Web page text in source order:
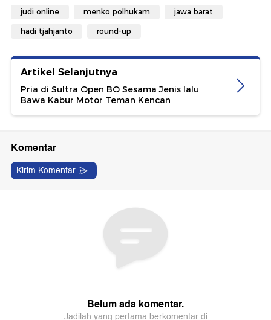
judi online menko polhukam jawa barat
hadi tjahjanto round-up
Artikel Selanjutnya
Pria di Sultra Open BO Sesama Jenis lalu
Bawa Kabur Motor Teman Kencan